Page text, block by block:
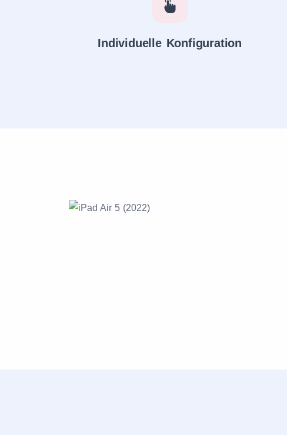
Individuelle Konfiguration